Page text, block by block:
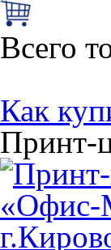
Всего
Как
Принт-